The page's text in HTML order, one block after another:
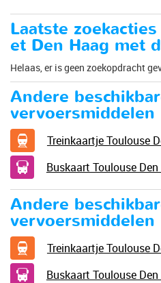
Laatste
et Den Haag met
Helaas, er is geen zoekopdracht
Andere
vervoersmiddelen
Treinkaartje Toulouse
Buskaart Toulouse Den
Andere
vervoersmiddelen
Treinkaartje Toulouse
Buskaart Toulouse Den